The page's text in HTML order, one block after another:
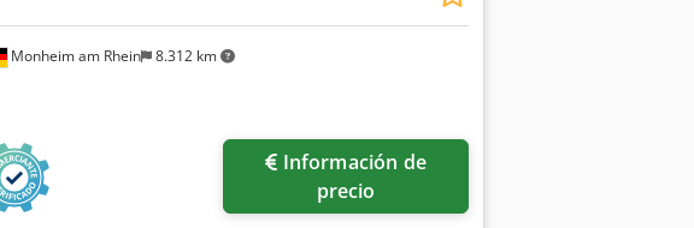
Monheim am Rhein 8.312 km
precio